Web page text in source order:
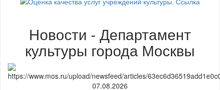
Новости - Департамент
культуры города Москвы
07.08.2026